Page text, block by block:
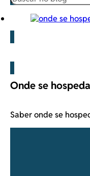
Onde se
Saber onde se